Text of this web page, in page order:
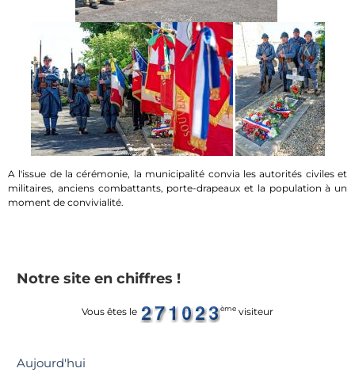
A l'issue de la cérémonie, la municipalité convia les autorités civiles et
militaires, anciens combattants, porte-drapeaux et la population à un
moment de convivialité.
Notre site en chiffres !
Vous êtes le ème visiteur
Aujourd'hui